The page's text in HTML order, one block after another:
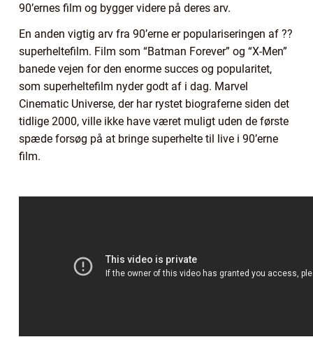
90’ernes film og bygger videre på deres arv.
En anden vigtig arv fra 90’erne er populariseringen af ??
superheltefilm. Film som “Batman Forever” og “X-Men”
banede vejen for den enorme succes og popularitet,
som superheltefilm nyder godt af i dag. Marvel
Cinematic Universe, der har rystet biograferne siden det
tidlige 2000, ville ikke have været muligt uden de første
spæde forsøg på at bringe superhelte til live i 90’erne
film.